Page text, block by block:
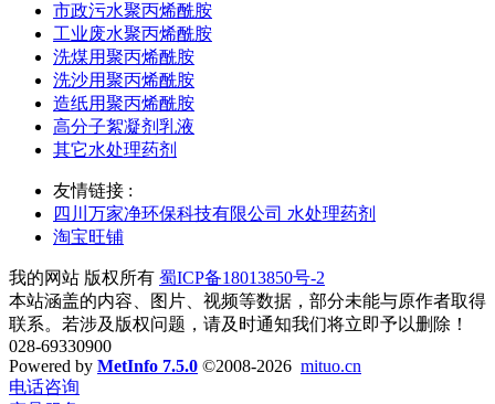
市政污水聚丙烯酰胺
工业废水聚丙烯酰胺
洗煤用聚丙烯酰胺
洗沙用聚丙烯酰胺
造纸用聚丙烯酰胺
高分子絮凝剂乳液
其它水处理药剂
友情链接 :
四川万家净环保科技有限公司 水处理药剂
淘宝旺铺
我的网站 版权所有 蜀ICP备18013850号-2
本站涵盖的内容、图片、视频等数据，部分未能与原作者取得
联系。若涉及版权问题，请及时通知我们将立即予以删除！
028-69330900
Powered by MetInfo 7.5.0 ©2008-2026 mituo.cn
电话咨询